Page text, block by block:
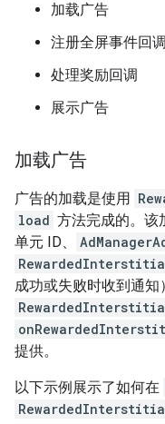
加载广告
注册全屏事件回调
处理奖励回调
展示广告
加载广告
广告的加载是使用
load 方法完成的。该
单元 ID、
成功或失败时收到通知
提供。
以下示例展示了如何在